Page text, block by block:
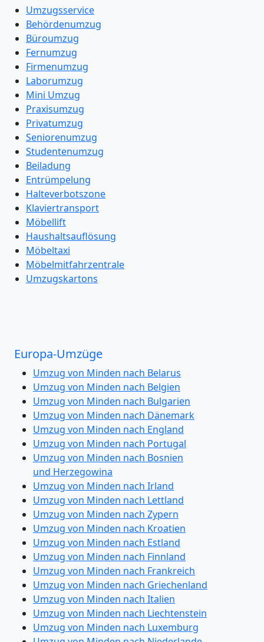
Umzugsservice
Behördenumzug
Büroumzug
Fernumzug
Firmenumzug
Laborumzug
Mini Umzug
Praxisumzug
Privatumzug
Seniorenumzug
Studentenumzug
Beiladung
Entrümpelung
Halteverbotszone
Klaviertransport
Möbellift
Haushaltsauflösung
Möbeltaxi
Möbelmitfahrzentrale
Umzugskartons
Europa-Umzüge
Umzug von Minden nach Belarus
Umzug von Minden nach Belgien
Umzug von Minden nach Bulgarien
Umzug von Minden nach Dänemark
Umzug von Minden nach England
Umzug von Minden nach Portugal
Umzug von Minden nach Bosnien
und Herzegowina
Umzug von Minden nach Irland
Umzug von Minden nach Lettland
Umzug von Minden nach Zypern
Umzug von Minden nach Kroatien
Umzug von Minden nach Estland
Umzug von Minden nach Finnland
Umzug von Minden nach Frankreich
Umzug von Minden nach Griechenland
Umzug von Minden nach Italien
Umzug von Minden nach Liechtenstein
Umzug von Minden nach Luxemburg